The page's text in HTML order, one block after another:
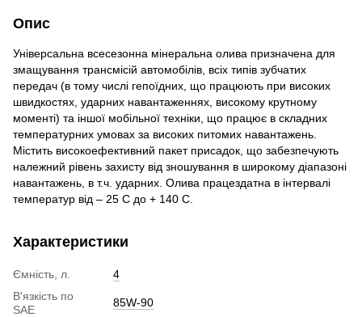
Опис
Універсальна всесезонна мінеральна олива призначена для
змащування трансмісій автомобілів, всіх типів зубчатих
передач (в тому числі гепоїдних, що працюють при високих
швидкостях, ударних навантаженнях, високому крутному
моменті) та іншої мобільної техніки, що працює в складних
температурних умовах за високих питомих навантажень.
Містить високоефективний пакет присадок, що забезпечують
належний рівень захисту від зношування в широкому діапазоні
навантажень, в т.ч. ударних. Олива працездатна в інтервалі
температур від – 25 С до + 140 С.
Характеристики
Ємність, л.
4
В'язкість по
SAE
85W-90